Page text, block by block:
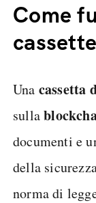
Come
Una cassetta
sulla
documenti e
della
norma di